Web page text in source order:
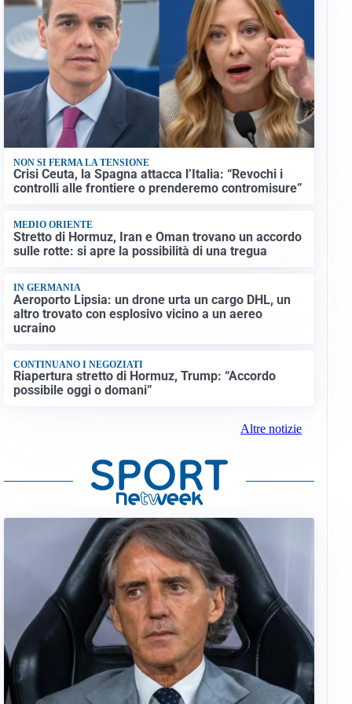
NON SI FERMA LA TENSIONE
Crisi Ceuta, la Spagna attacca l’Italia: “Revochi i
controlli alle frontiere o prenderemo contromisure”
MEDIO ORIENTE
Stretto di Hormuz, Iran e Oman trovano un accordo
sulle rotte: si apre la possibilità di una tregua
IN GERMANIA
Aeroporto Lipsia: un drone urta un cargo DHL, un
altro trovato con esplosivo vicino a un aereo
ucraino
CONTINUANO I NEGOZIATI
Riapertura stretto di Hormuz, Trump: “Accordo
possibile oggi o domani”
Altre notizie